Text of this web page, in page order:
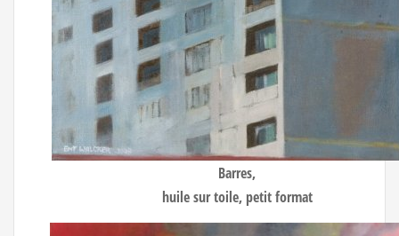
Barres,
huile sur toile, petit format